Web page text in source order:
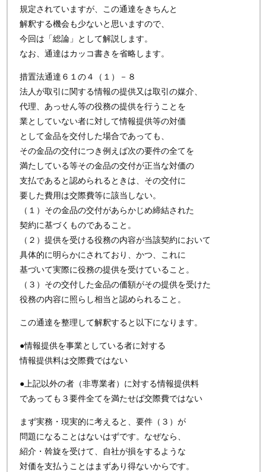
規定されていますが、この通達をきちんと
解釈する機会も少ないと思いますので、
今回は「総論」として解説します。
なお、通達はカッコ書きを省略します。
措置法通達６１の４（１）－８
法人が取引に関する情報の提供又は取引の媒介、
代理、あっせん等の役務の提供を行うことを
業としていない者に対して情報提供等の対価
として金品を交付した場合であっても、
その金品の交付につき例えば次の要件の全てを
満たしている等その金品の交付が正当な対価の
支払であると認められるときは、その交付に
要した費用は交際費等に該当しない。
（１）その金品の交付があらかじめ締結された
契約に基づくものであること。
（２）提供を受ける役務の内容が当該契約において
具体的に明らかにされており、かつ、これに
基づいて実際に役務の提供を受けていること。
（３）その交付した金品の価額がその提供を受けた
役務の内容に照らし相当と認められること。
この通達を整理して解釈すると以下になります。
●情報提供を事業としている者に対する
情報提供料は交際費ではない
●上記以外の者（非専業者）に対する情報提供料
であっても３要件全てを満たせば交際費ではない
まず実務・現実的に考えると、要件（３）が
問題になることはないはずです。なぜなら、
紹介・斡旋を受けて、自社が損をするような
対価を支払うことはまずあり得ないからです。